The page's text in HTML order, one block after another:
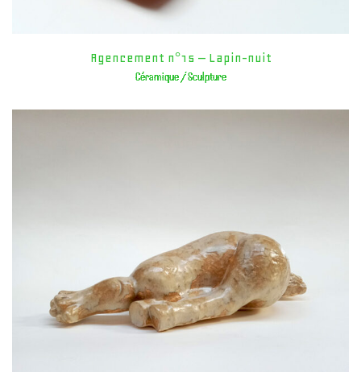
Agencement n°15 – Lapin-nuit
Céramique / Sculpture